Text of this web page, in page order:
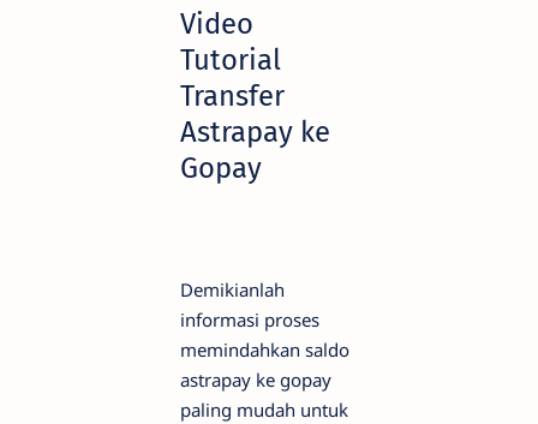
Video
Tutorial
Transfer
Astrapay ke
Gopay
Demikianlah
informasi proses
memindahkan saldo
astrapay ke gopay
paling mudah untuk